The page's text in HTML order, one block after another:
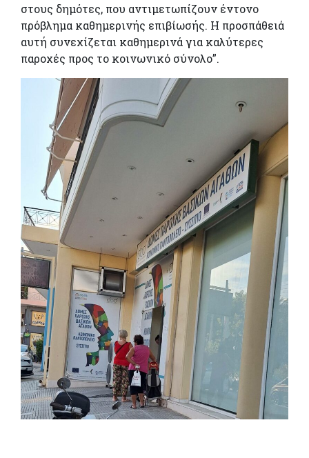
στους δημότες, που αντιμετωπίζουν έντονο
πρόβλημα καθημερινής επιβίωσής. Η προσπάθειά
αυτή συνεχίζεται καθημερινά για καλύτερες
παροχές προς το κοινωνικό σύνολο”.